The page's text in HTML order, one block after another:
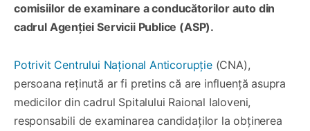
comisiilor de examinare a conducătorilor auto din
cadrul Agenției Servicii Publice (ASP).
Potrivit Centrului Național Anticorupție(CNA),
persoana reținută ar fi pretins că are influență asupra
medicilor din cadrul Spitalului Raional Ialoveni,
responsabili de examinarea candidaților la obținerea